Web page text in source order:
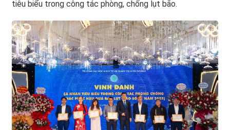
tiêu biểu trong công tác phòng, chống lụt bão.